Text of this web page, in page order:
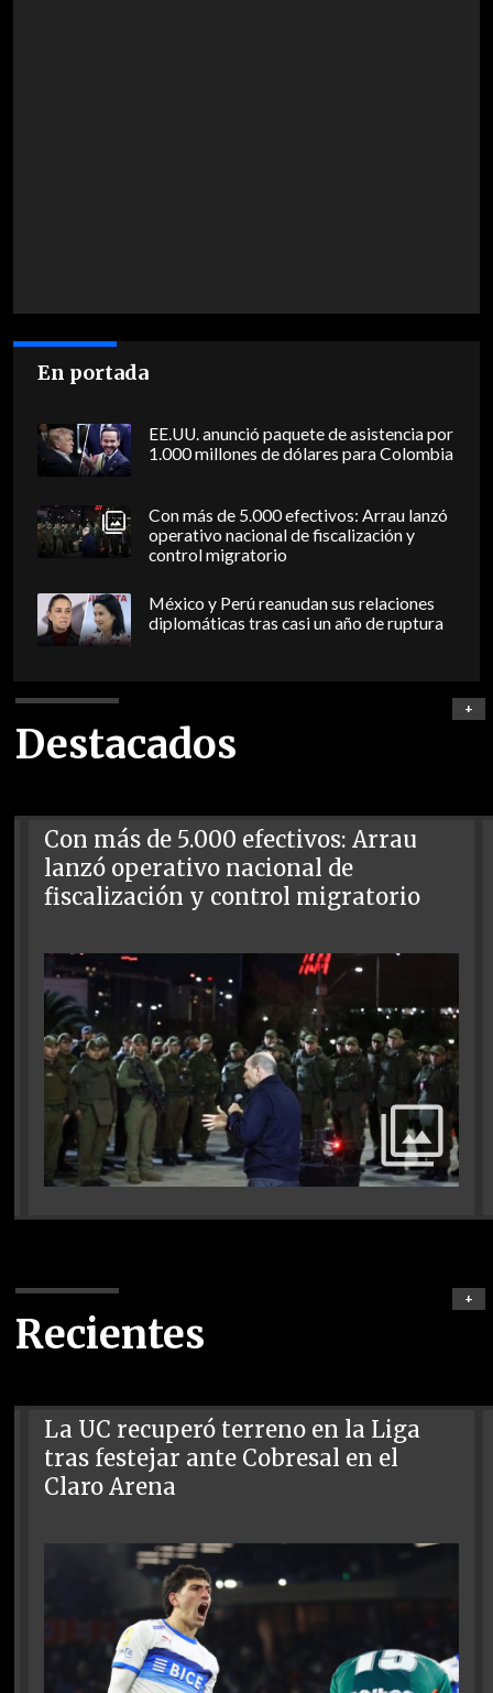
En portada
EE.UU. anunció paquete de asistencia por
1.000 millones de dólares para Colombia
Con más de 5.000 efectivos: Arrau lanzó
operativo nacional de fiscalización y
control migratorio
México y Perú reanudan sus relaciones
diplomáticas tras casi un año de ruptura
Destacados
+
Con más de 5.000 efectivos: Arrau
lanzó operativo nacional de
fiscalización y control migratorio
Recientes
+
La UC recuperó terreno en la Liga
tras festejar ante Cobresal en el
Claro Arena